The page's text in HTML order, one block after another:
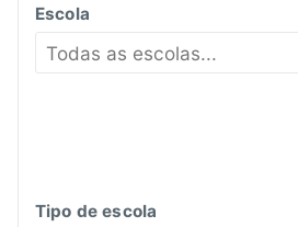
Escola
Tipo de escola